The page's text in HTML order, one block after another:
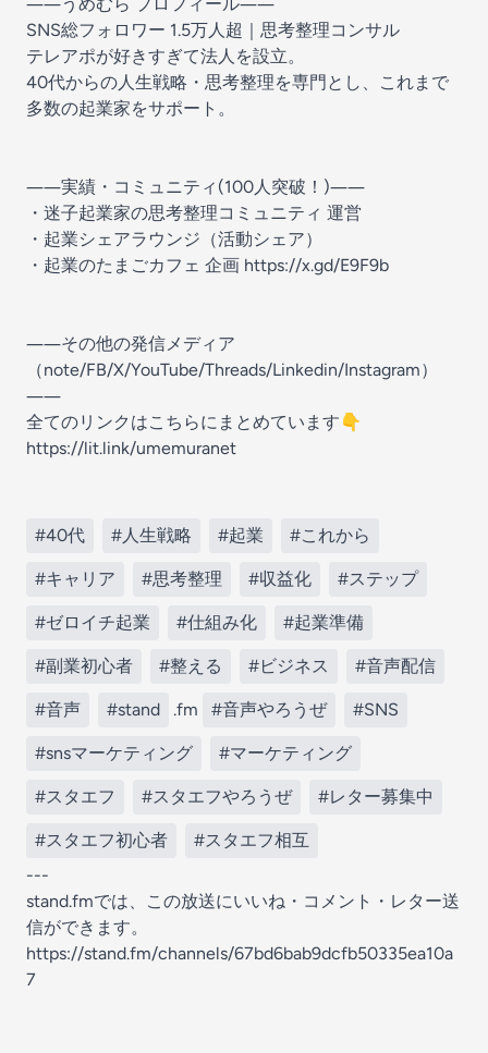
SNS総フォロワー 1.5万人超｜思考整理コンサル
テレアポが好きすぎて法人を設立。
40代からの人生戦略・思考整理を専門とし、これまで
多数の起業家をサポート。
――実績・コミュニティ(100人突破！)――
・迷子起業家の思考整理コミュニティ 運営
・起業シェアラウンジ（活動シェア）
・起業のたまごカフェ 企画 https://x.gd/E9F9b
――その他の発信メディア
（note/FB/X/YouTube/Threads/Linkedin/Instagram）
――
全てのリンクはこちらにまとめています👇
https://lit.link/umemuranet
#40代 #人生戦略 #起業 #これから
#キャリア #思考整理 #収益化 #ステップ
#ゼロイチ起業 #仕組み化 #起業準備
#副業初心者 #整える #ビジネス #音声配信
#音声 #stand .fm #音声やろうぜ #SNS
#snsマーケティング #マーケティング
#スタエフ #スタエフやろうぜ #レター募集中
#スタエフ初心者
#スタエフ相互
---
stand.fmでは、この放送にいいね・コメント・レター送
信ができます。
https://stand.fm/channels/67bd6bab9dcfb50335ea10a
7